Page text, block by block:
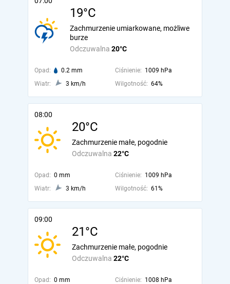
19°C
Odczuwalna 20°C
Zachmurzenie umiarkowane, możliwe
burze
Opad: 0.2 mm Ciśnienie: 1009 hPa
Wiatr:
3 km/h Wilgotność: 64%
08:00
20°C
Odczuwalna 22°C
Zachmurzenie małe, pogodnie
Opad: 0 mm Ciśnienie: 1009 hPa
Wiatr:
3 km/h Wilgotność: 61%
09:00
21°C
Odczuwalna 22°C
Zachmurzenie małe, pogodnie
Opad: 0 mm Ciśnienie: 1008 hPa